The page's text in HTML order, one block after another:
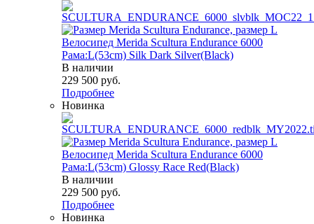
Велосипед Merida Scultura Endurance 6000
Рама:L(53cm) Silk Dark Silver(Black)
В наличии
229 500 руб.
Подробнее
Новинка
Велосипед Merida Scultura Endurance 6000
Рама:L(53cm) Glossy Race Red(Black)
В наличии
229 500 руб.
Подробнее
Новинка